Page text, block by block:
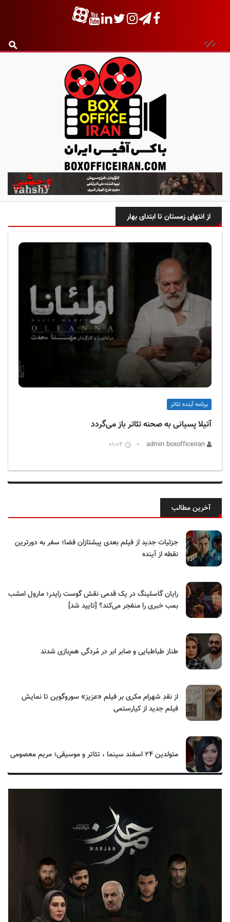
ب
ا
ک
س
آ
س
ی
ر
ا
از انتهای زمستان تا ابتدای بهار
برنامه آینده تئاتر
آتیلا پسیانی به صحنه تئاتر باز می‌گردد
01:02
آخرین مطالب
جزئیات جدید از فیلم بعدی پیشتازان فضا؛ سفر به دورترین
نقطه از آینده
رایان گاسلینگ در یک قدمی نقش گوست رایدر؛ مارول امشب
بمب خبری را منفجر می‌کند؟ [تایید شد]
طناز طباطبایی و صابر ابر در مُردگی هم‌بازی شدند
از نقدِ شهرام مکری بر فیلم «عزیز» سوروگوین تا نمایش
فیلم جدید از کیارستمی
متولدین ۲۴ اسفند سینما ، تئاتر و موسیقی؛ مریم معصومی